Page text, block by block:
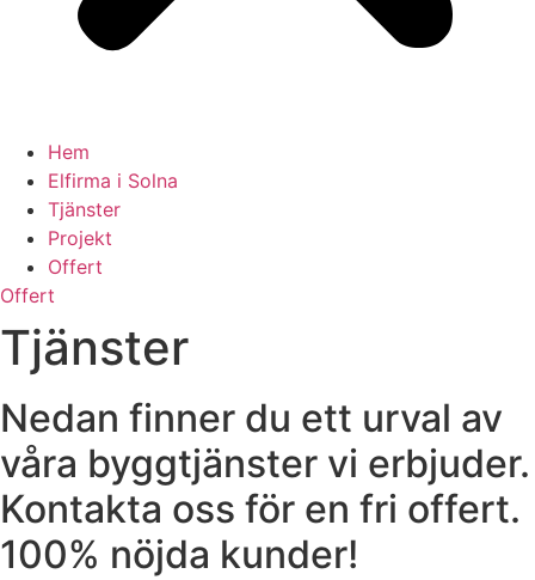
Hem
Elfirma i Solna
Tjänster
Projekt
Offert
Offert
Tjänster
Nedan finner du ett urval av
våra byggtjänster vi erbjuder.
Kontakta oss för en fri offert.
100% nöjda kunder!